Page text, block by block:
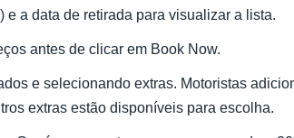
e a data de retirada para visualizar a lista.
antes de clicar em Book Now.
e selecionando extras. Motoristas
extras estão disponíveis para escolha.